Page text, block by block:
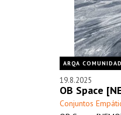
ARQA COMUNIDAD
19.8.2025
OB Space
Conjuntos